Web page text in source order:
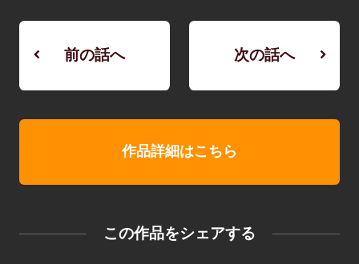
前の話へ 次の話へ
作品詳細はこちら
この作品をシェアする